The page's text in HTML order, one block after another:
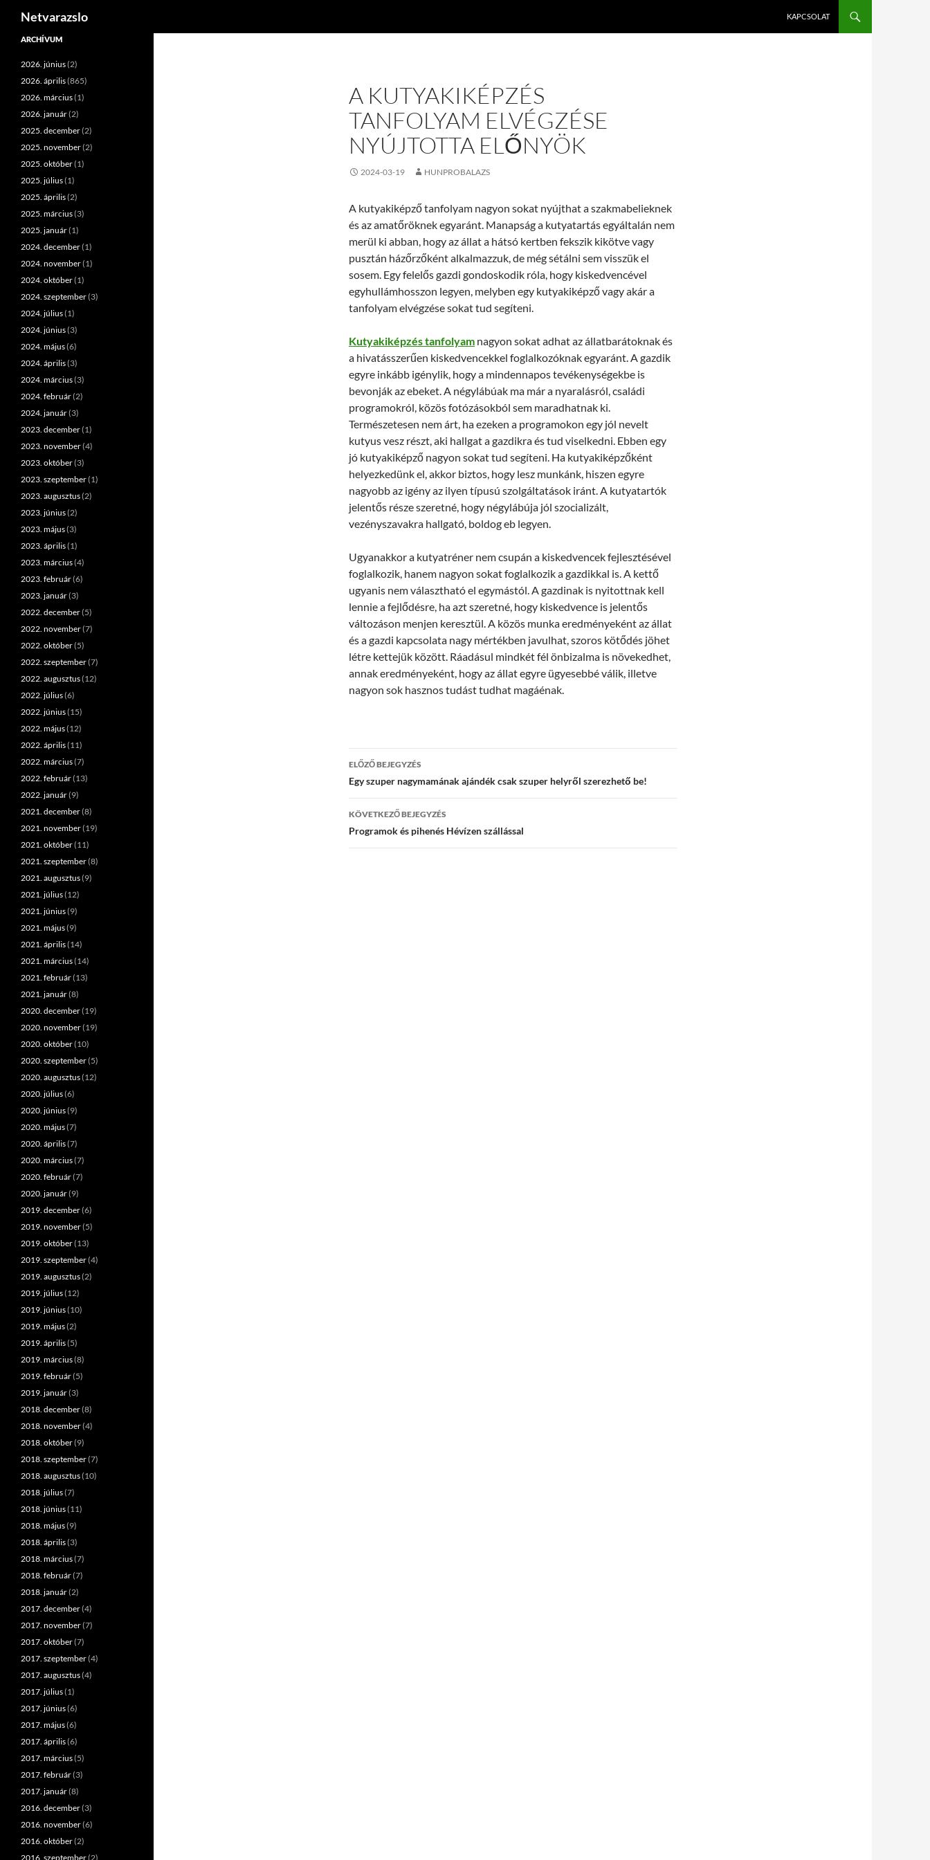
Kilépés
Netvarazslo KAPCSOLAT
A KUTYAKIKÉPZÉS
TANFOLYAM ELVÉGZÉSE
NYÚJTOTTA ELŐNYÖK
2024-03-19 HUNPROBALAZS
A kutyakiképző tanfolyam nagyon sokat nyújthat a szakmabelieknek
és az amatőröknek egyaránt. Manapság a kutyatartás egyáltalán nem
merül ki abban, hogy az állat a hátsó kertben fekszik kikötve vagy
pusztán házőrzőként alkalmazzuk, de még sétálni sem visszük el
sosem. Egy felelős gazdi gondoskodik róla, hogy kiskedvencével
egyhullámhosszon legyen, melyben egy kutyakiképző vagy akár a
tanfolyam elvégzése sokat tud segíteni.
Kutyakiképzés tanfolyam nagyon sokat adhat az állatbarátoknak és
a hivatásszerűen kiskedvencekkel foglalkozóknak egyaránt. A gazdik
egyre inkább igénylik, hogy a mindennapos tevékenységekbe is
bevonják az ebeket. A négylábúak ma már a nyaralásról, családi
programokról, közös fotózásokból sem maradhatnak ki.
Természetesen nem árt, ha ezeken a programokon egy jól nevelt
kutyus vesz részt, aki hallgat a gazdikra és tud viselkedni. Ebben egy
jó kutyakiképző nagyon sokat tud segíteni. Ha kutyakiképzőként
helyezkedünk el, akkor biztos, hogy lesz munkánk, hiszen egyre
nagyobb az igény az ilyen típusú szolgáltatások iránt. A kutyatartók
jelentős része szeretné, hogy négylábúja jól szocializált,
vezényszavakra hallgató, boldog eb legyen.
Ugyanakkor a kutyatréner nem csupán a kiskedvencek fejlesztésével
foglalkozik, hanem nagyon sokat foglalkozik a gazdikkal is. A kettő
ugyanis nem választható el egymástól. A gazdinak is nyitottnak kell
lennie a fejlődésre, ha azt szeretné, hogy kiskedvence is jelentős
változáson menjen keresztül. A közös munka eredményeként az állat
és a gazdi kapcsolata nagy mértékben javulhat, szoros kötődés jöhet
létre kettejük között. Ráadásul mindkét fél önbizalma is növekedhet,
annak eredményeként, hogy az állat egyre ügyesebbé válik, illetve
nagyon sok hasznos tudást tudhat magáénak.
Bejegyzés
navigáció
ELŐZŐ BEJEGYZÉS
Egy szuper nagymamának ajándék csak szuper helyről szerezhető be!
KÖVETKEZŐ BEJEGYZÉS
Programok és pihenés Hévízen szállással
ARCHÍVUM
2026. június(2)
2026. április(865)
2026. március(1)
2026. január(2)
2025. december(2)
2025. november(2)
2025. október(1)
2025. július(1)
2025. április(2)
2025. március(3)
2025. január(1)
2024. december(1)
2024. november(1)
2024. október(1)
2024. szeptember(3)
2024. július(1)
2024. június(3)
2024. május(6)
2024. április(3)
2024. március(3)
2024. február(2)
2024. január(3)
2023. december(1)
2023. november(4)
2023. október(3)
2023. szeptember(1)
2023. augusztus(2)
2023. június(2)
2023. május(3)
2023. április(1)
2023. március(4)
2023. február(6)
2023. január(3)
2022. december(5)
2022. november(7)
2022. október(5)
2022. szeptember(7)
2022. augusztus(12)
2022. július(6)
2022. június(15)
2022. május(12)
2022. április(11)
2022. március(7)
2022. február(13)
2022. január(9)
2021. december(8)
2021. november(19)
2021. október(11)
2021. szeptember(8)
2021. augusztus(9)
2021. július(12)
2021. június(9)
2021. május(9)
2021. április(14)
2021. március(14)
2021. február(13)
2021. január(8)
2020. december(19)
2020. november(19)
2020. október(10)
2020. szeptember(5)
2020. augusztus(12)
2020. július(6)
2020. június(9)
2020. május(7)
2020. április(7)
2020. március(7)
2020. február(7)
2020. január(9)
2019. december(6)
2019. november(5)
2019. október(13)
2019. szeptember(4)
2019. augusztus(2)
2019. július(12)
2019. június(10)
2019. május(2)
2019. április(5)
2019. március(8)
2019. február(5)
2019. január(3)
2018. december(8)
2018. november(4)
2018. október(9)
2018. szeptember(7)
2018. augusztus(10)
2018. július(7)
2018. június(11)
2018. május(9)
2018. április(3)
2018. március(7)
2018. február(7)
2018. január(2)
2017. december(4)
2017. november(7)
2017. október(7)
2017. szeptember(4)
2017. augusztus(4)
2017. július(1)
2017. június(6)
2017. május(6)
2017. április(6)
2017. március(5)
2017. február(3)
2017. január(8)
2016. december(3)
2016. november(6)
2016. október(2)
2016. szeptember(2)